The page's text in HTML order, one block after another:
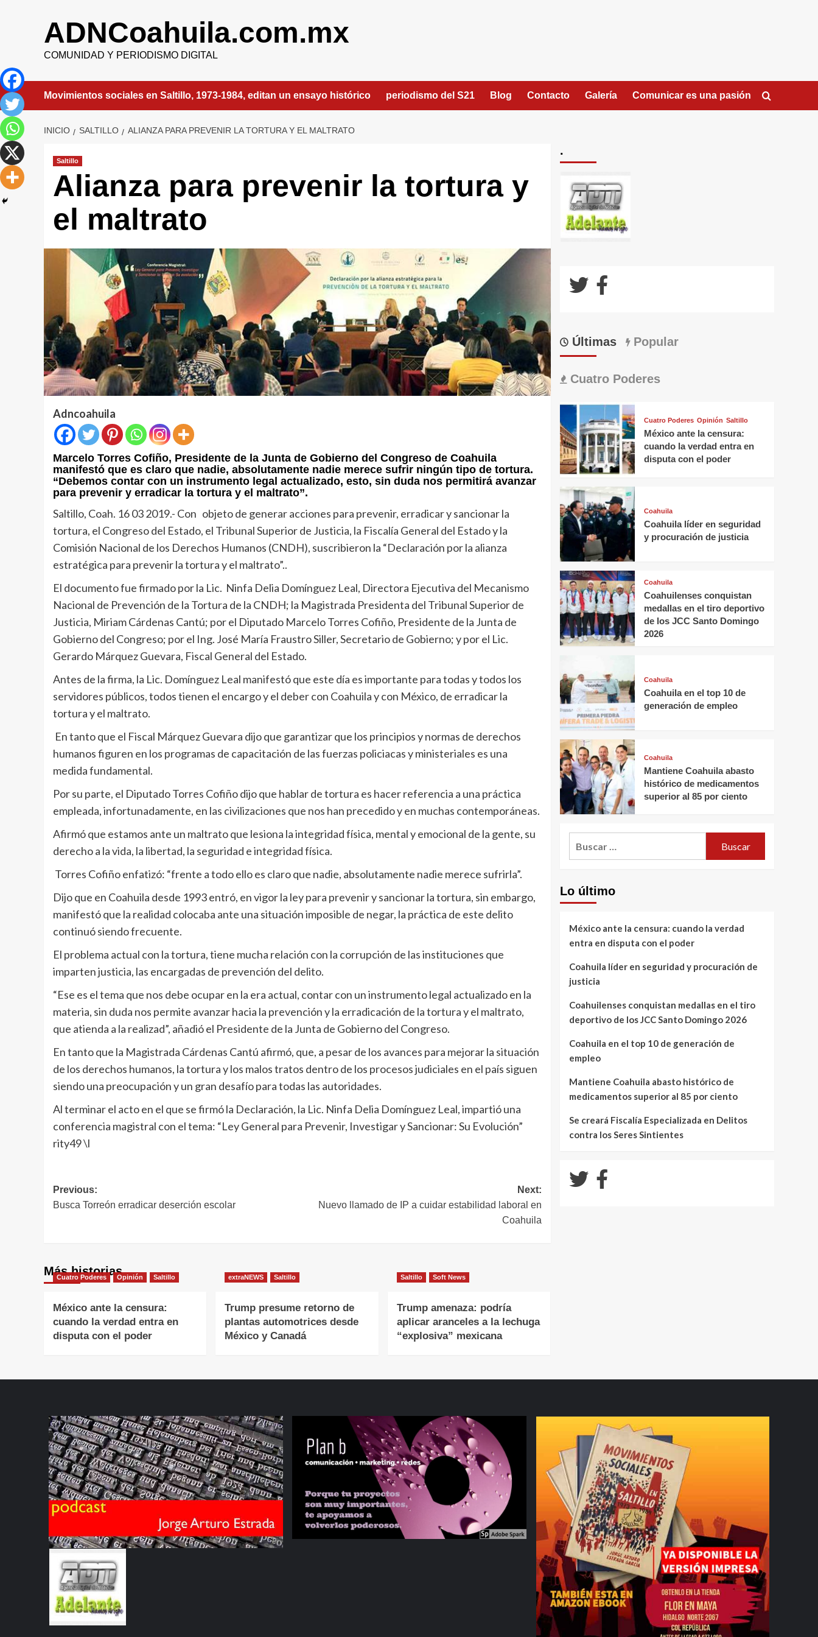
ADNCoahuila.com.mx
COMUNIDAD Y PERIODISMO DIGITAL
Movimientos sociales en Saltillo, 1973-1984, editan un ensayo histórico periodismo del S21 Blog Contacto Galería Comunicar es una pasión
INICIO SALTILLO ALIANZA PARA PREVENIR LA TORTURA Y EL MALTRATO
Saltillo
Alianza para prevenir la tortura y
el maltrato
Adncoahuila
Marcelo Torres Cofiño, Presidente de la Junta de Gobierno del Congreso de Coahuila
manifestó que es claro que nadie, absolutamente nadie merece sufrir ningún tipo de tortura.
“Debemos contar con un instrumento legal actualizado, esto, sin duda nos permitirá avanzar
para prevenir y erradicar la tortura y el maltrato”.
Saltillo, Coah. 16 03 2019.- Con objeto de generar acciones para prevenir, erradicar y sancionar la
tortura, el Congreso del Estado, el Tribunal Superior de Justicia, la Fiscalía General del Estado y la
Comisión Nacional de los Derechos Humanos (CNDH), suscribieron la “Declaración por la alianza
estratégica para prevenir la tortura y el maltrato”..
El documento fue firmado por la Lic. Ninfa Delia Domínguez Leal, Directora Ejecutiva del Mecanismo
Nacional de Prevención de la Tortura de la CNDH; la Magistrada Presidenta del Tribunal Superior de
Justicia, Miriam Cárdenas Cantú; por el Diputado Marcelo Torres Cofiño, Presidente de la Junta de
Gobierno del Congreso; por el Ing. José María Fraustro Siller, Secretario de Gobierno; y por el Lic.
Gerardo Márquez Guevara, Fiscal General del Estado.
Antes de la firma, la Lic. Domínguez Leal manifestó que este día es importante para todas y todos los
servidores públicos, todos tienen el encargo y el deber con Coahuila y con México, de erradicar la
tortura y el maltrato.
En tanto que el Fiscal Márquez Guevara dijo que garantizar que los principios y normas de derechos
humanos figuren en los programas de capacitación de las fuerzas policiacas y ministeriales es una
medida fundamental.
Por su parte, el Diputado Torres Cofiño dijo que hablar de tortura es hacer referencia a una práctica
empleada, infortunadamente, en las civilizaciones que nos han precedido y en muchas contemporáneas.
Afirmó que estamos ante un maltrato que lesiona la integridad física, mental y emocional de la gente, su
derecho a la vida, la libertad, la seguridad e integridad física.
Torres Cofiño enfatizó: “frente a todo ello es claro que nadie, absolutamente nadie merece sufrirla”.
Dijo que en Coahuila desde 1993 entró, en vigor la ley para prevenir y sancionar la tortura, sin embargo,
manifestó que la realidad colocaba ante una situación imposible de negar, la práctica de este delito
continuó siendo frecuente.
El problema actual con la tortura, tiene mucha relación con la corrupción de las instituciones que
imparten justicia, las encargadas de prevención del delito.
“Ese es el tema que nos debe ocupar en la era actual, contar con un instrumento legal actualizado en la
materia, sin duda nos permite avanzar hacia la prevención y la erradicación de la tortura y el maltrato,
que atienda a la realizad”, añadió el Presidente de la Junta de Gobierno del Congreso.
En tanto que la Magistrada Cárdenas Cantú afirmó, que, a pesar de los avances para mejorar la situación
de los derechos humanos, la tortura y los malos tratos dentro de los procesos judiciales en el país siguen
siendo una preocupación y un gran desafío para todas las autoridades.
Al terminar el acto en el que se firmó la Declaración, la Lic. Ninfa Delia Domínguez Leal, impartió una
conferencia magistral con el tema: “Ley General para Prevenir, Investigar y Sancionar: Su Evolución”
rity49 \l
Navegación
de
Previous:
Busca Torreón erradicar deserción escolar
Next:
Nuevo llamado de IP a cuidar estabilidad laboral en
Coahuila
Más historias
Cuatro Poderes Opinión Saltillo
México ante la censura:
cuando la verdad entra en
disputa con el poder
extraNEWS Saltillo
Trump presume retorno de
plantas automotrices desde
México y Canadá
Saltillo Soft News
Trump amenaza: podría
aplicar aranceles a la lechuga
“explosiva” mexicana
.
Últimas Popular
Cuatro Poderes
Cuatro Poderes Opinión Saltillo
México ante la censura:
cuando la verdad entra en
disputa con el poder
Coahuila
Coahuila líder en seguridad
y procuración de justicia
Coahuila
Coahuilenses conquistan
medallas en el tiro deportivo
de los JCC Santo Domingo
2026
Coahuila
Coahuila en el top 10 de
generación de empleo
Coahuila
Mantiene Coahuila abasto
histórico de medicamentos
superior al 85 por ciento
Lo último
México ante la censura: cuando la verdad
entra en disputa con el poder
Coahuila líder en seguridad y procuración de
justicia
Coahuilenses conquistan medallas en el tiro
deportivo de los JCC Santo Domingo 2026
Coahuila en el top 10 de generación de
empleo
Mantiene Coahuila abasto histórico de
medicamentos superior al 85 por ciento
Se creará Fiscalía Especializada en Delitos
contra los Seres Sintientes